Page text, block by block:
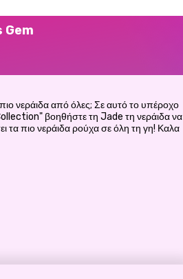
Gem
νεράιδα από όλες; Σε αυτό το υπέροχο
βοηθήστε τη Jade τη νεράιδα να
τα πιο νεράιδα ρούχα σε όλη τη γη! Καλα